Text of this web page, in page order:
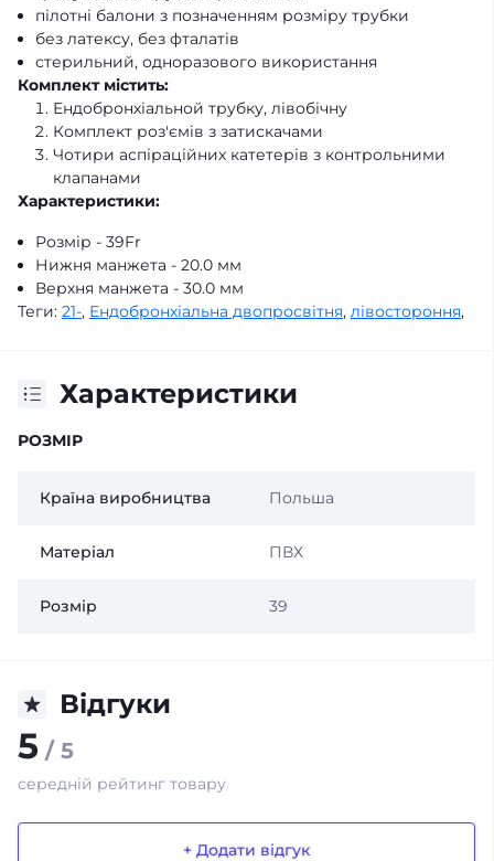
пілотні балони з позначенням розміру трубки
без латексу, без фталатів
стерильний, одноразового використання
Комплект містить:
Ендобронхіальной трубку, лівобічну
Комплект роз'ємів з затискачами
Чотири аспіраційних катетерів з контрольними
клапанами
Характеристики:
Розмір - 39Fr
Нижня манжета - 20.0 мм
Верхня манжета - 30.0 мм
Теги: 21-, Ендобронхіальна двопросвітня, лівостороння,
Характеристики
РОЗМІР
Країна виробництва Польша
Матеріал ПВХ
Розмір 39
Відгуки
5 / 5
середній рейтинг товару
+ Додати відгук